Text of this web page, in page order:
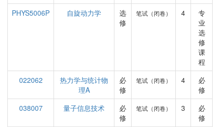
PHYS5006P
自旋动力学
选
修
笔试（闭卷） 4
专
业
选
修
课
程
022062
热力学与统计物
理A
必
修
笔试（闭卷） 4
必
修
038007
量子信息技术
必
修
笔试（闭卷） 3
必
修